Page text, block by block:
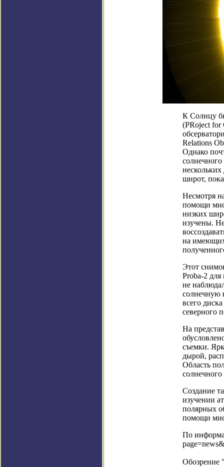
К Солнцу
(PRoject for
Relations
Однако
широт,
Несмотря
помощи
низких
изучены.
на
Этот
Proba-2
не
солнечную
всего
северного
На
съемки.
дырой,
Область
солнечного
Создание
изучении
полярных
помощи
По
Обозрение